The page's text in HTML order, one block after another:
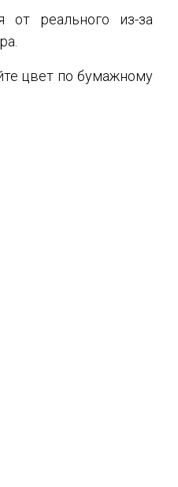
от реального из-за
цвет по бумажному